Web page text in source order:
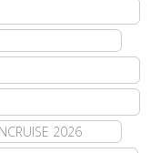
2026